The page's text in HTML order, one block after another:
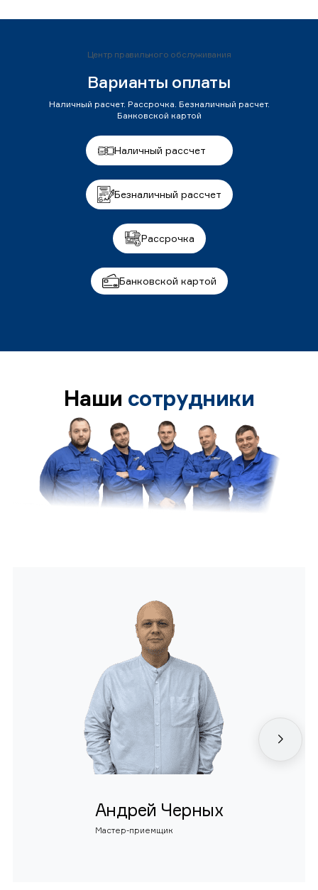
Центр правильного обслуживания
Варианты оплаты
Наличный расчет. Рассрочка. Безналичный расчет.
Банковской картой
Наличный рассчет
Безналичный рассчет
Рассрочка
Банковской картой
Наши сотрудники
Андрей Черных
Мастер-приемщик